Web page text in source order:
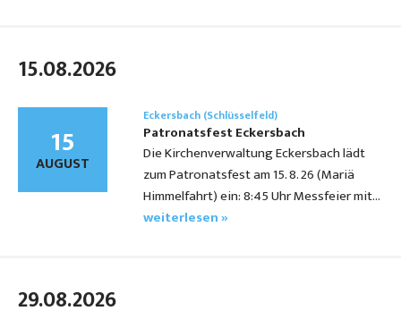
15.08.2026
15
AUGUST
Eckersbach (Schlüsselfeld)
Patronatsfest Eckersbach
Die Kirchenverwaltung Eckersbach lädt
zum Patronatsfest am 15. 8. 26 (Mariä
Himmelfahrt) ein: 8:45 Uhr Messfeier mit…
weiterlesen »
29.08.2026